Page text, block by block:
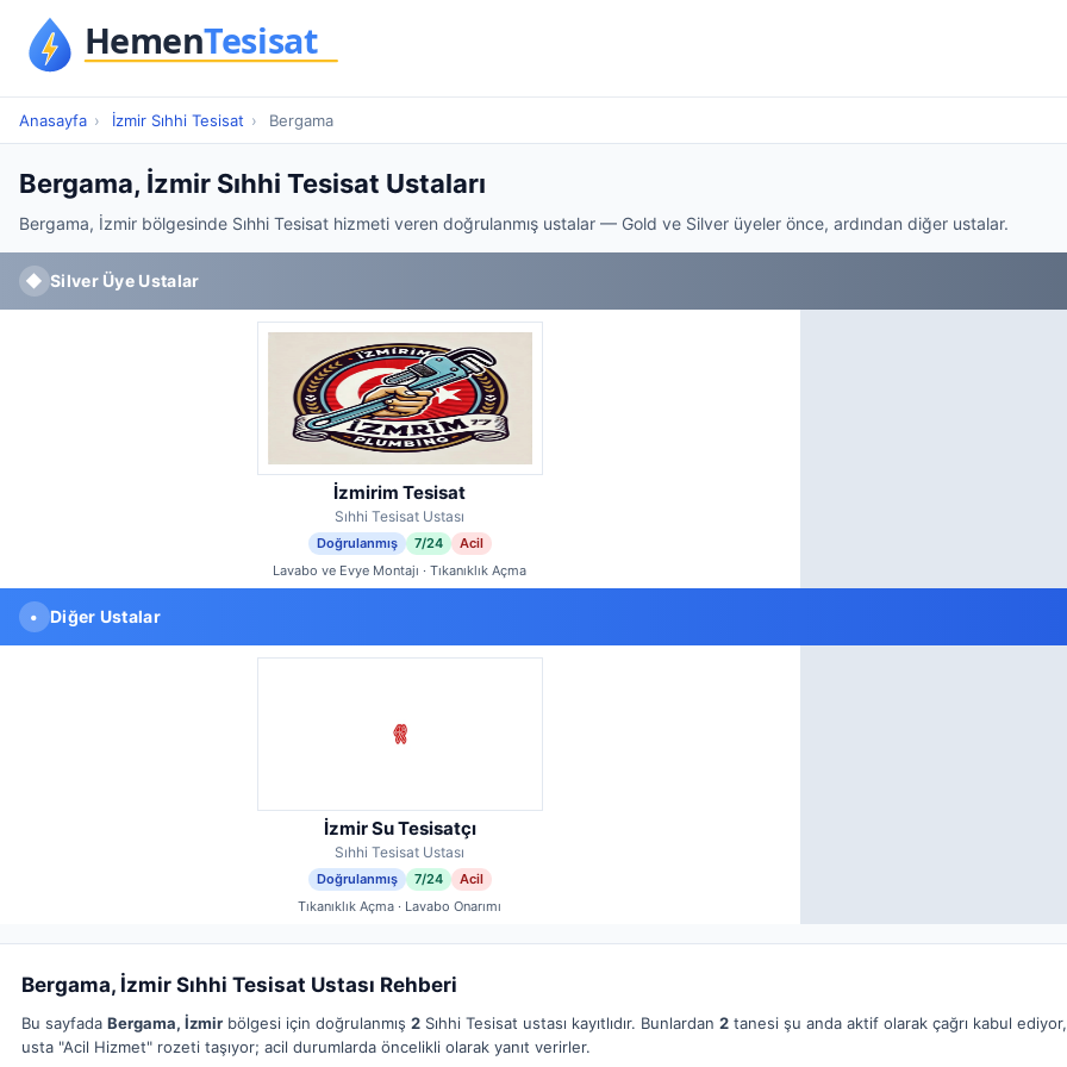
Anasayfa › İzmir Sıhhi Tesisat › Bergama
Bergama, İzmir Sıhhi Tesisat Ustaları
Bergama, İzmir bölgesinde Sıhhi Tesisat hizmeti veren doğrulanmış ustalar — Gold ve Silver üyeler önce, ardından diğer ustalar.
◆ Silver Üye Ustalar
İzmirim Tesisat
Sıhhi Tesisat Ustası
Doğrulanmış 7/24
Acil
Lavabo ve Evye Montajı · Tıkanıklık Açma
• Diğer Ustalar
İzmir Su Tesisatçı
Sıhhi Tesisat Ustası
Doğrulanmış 7/24
Acil
Tıkanıklık Açma · Lavabo Onarımı
Bergama, İzmir Sıhhi Tesisat Ustası Rehberi
Bu sayfada Bergama, İzmir bölgesi için doğrulanmış 2 Sıhhi Tesisat ustası kayıtlıdır. Bunlardan 2 tanesi şu anda aktif olarak çağrı kabul
usta "Acil Hizmet" rozeti taşıyor; acil durumlarda öncelikli olarak yanıt verirler.